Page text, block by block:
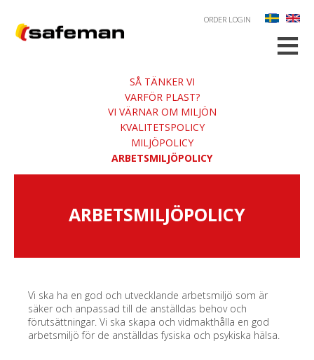
ORDER LOGIN
≡
SÅ TÄNKER VI
VARFÖR PLAST?
VI VÄRNAR OM MILJÖN
KVALITETSPOLICY
MILJÖPOLICY
ARBETSMILJÖPOLICY
ARBETSMILJÖPOLICY
Vi ska ha en god och utvecklande arbetsmiljö som är
säker och anpassad till de anställdas behov och
förutsättningar. Vi ska skapa och vidmakthålla en god
arbetsmiljö för de anställdas fysiska och psykiska hälsa.